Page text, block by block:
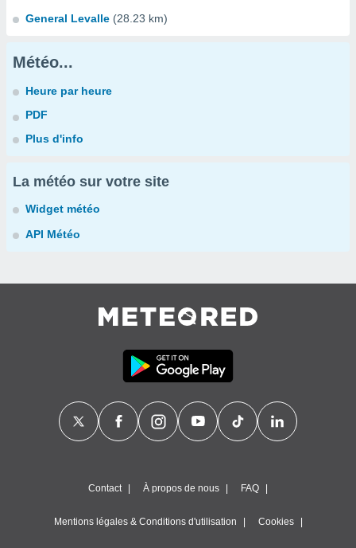
General Levalle (28.23 km)
Météo...
Heure par heure
PDF
Plus d'info
La météo sur votre site
Widget météo
API Météo
Contact À propos de nous FAQ
Mentions légales & Conditions d'utilisation Cookies